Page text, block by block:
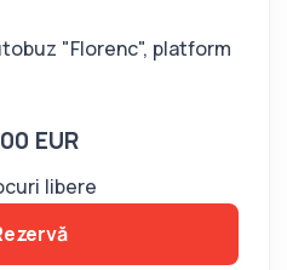
"Florenc", platform
EUR
libere